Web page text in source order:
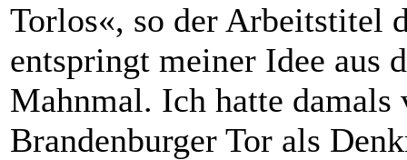
Torlos«, so der Arbeitstitel
entspringt meiner Idee aus
Mahnmal. Ich hatte damals
Brandenburger Tor als